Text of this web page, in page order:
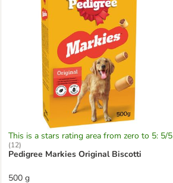
This is a stars rating area from zero to 5: 5/5
(12)
Pedigree Markies Original Biscotti
500 g